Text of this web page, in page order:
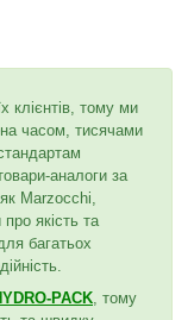
клієнтів, тому ми
часом, тисячами
аналоги за
Marzocchi,
якість та
багатьох
PACK , тому